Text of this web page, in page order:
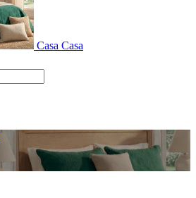
Casa Casa